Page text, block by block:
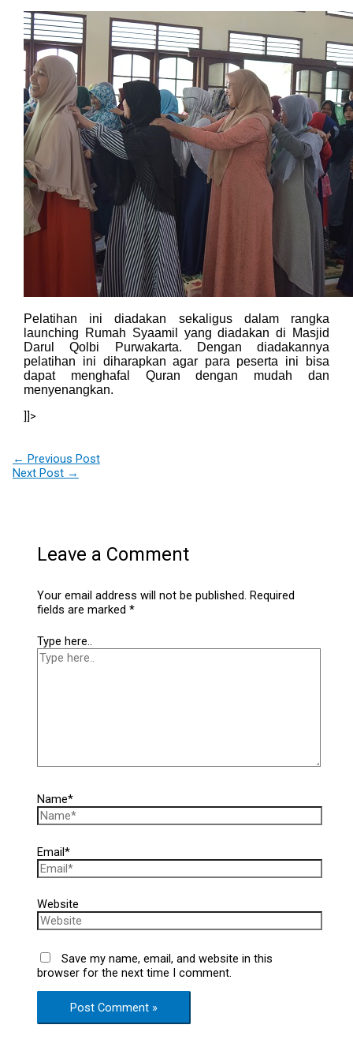
Pelatihan ini diadakan sekaligus dalam rangka
launching Rumah Syaamil yang diadakan di Masjid
Darul Qolbi Purwakarta. Dengan diadakannya
pelatihan ini diharapkan agar para peserta ini bisa
dapat menghafal Quran dengan mudah dan
menyenangkan.
]]>
← Previous Post
Next Post →
Leave a Comment
Your email address will not be published. Required
fields are marked*
Type here..
Name*
Email*
Website
Save my name, email, and website in this
browser for the next time I comment.